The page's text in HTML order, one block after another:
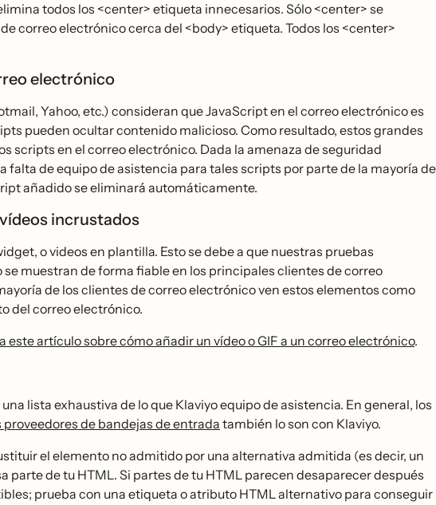
todos los <center> etiqueta innecesarios. Sólo <center> se
correo electrónico cerca del <body> etiqueta. Todos los <center>
electrónico
Yahoo, etc.) consideran que JavaScript en el correo electrónico es
pueden ocultar contenido malicioso. Como resultado, estos grandes
en el correo electrónico. Dada la amenaza de seguridad
falta de equipo de asistencia para tales scripts por parte de la mayoría de
añadido se eliminará automáticamente.
incrustados
o videos en plantilla. Esto se debe a que nuestras pruebas
muestran de forma fiable en los principales clientes de correo
de los clientes de correo electrónico ven estos elementos como
del correo electrónico.
este artículo sobre cómo añadir un vídeo o GIF a un correo electrónico.
lista exhaustiva de lo que Klaviyo equipo de asistencia. En general, los
de bandejas de entrada también lo son con Klaviyo.
el elemento no admitido por una alternativa admitida (es decir, un
parte de tu HTML. Si partes de tu HTML parecen desaparecer después
prueba con una etiqueta o atributo HTML alternativo para conseguir